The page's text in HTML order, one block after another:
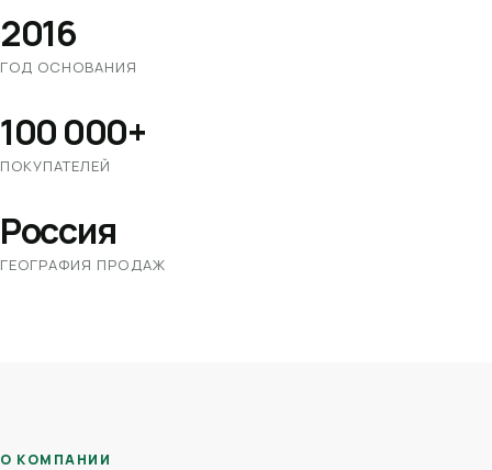
2016
ГОД ОСНОВАНИЯ
100 000+
ПОКУПАТЕЛЕЙ
Россия
ГЕОГРАФИЯ ПРОДАЖ
О КОМПАНИИ